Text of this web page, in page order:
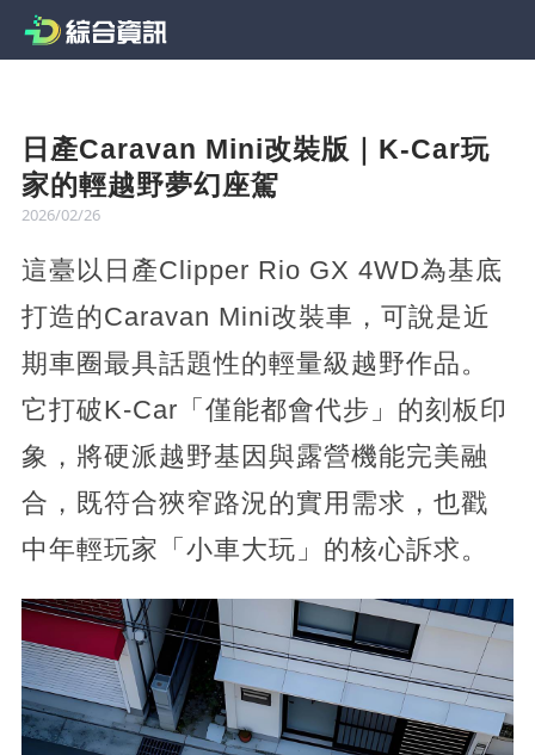
日產Caravan Mini改裝版｜K-Car玩
家的輕越野夢幻座駕
2026/02/26
這臺以日產Clipper Rio GX 4WD為基底
打造的Caravan Mini改裝車，可說是近
期車圈最具話題性的輕量級越野作品。
它打破K-Car「僅能都會代步」的刻板印
象，將硬派越野基因與露營機能完美融
合，既符合狹窄路況的實用需求，也戳
中年輕玩家「小車大玩」的核心訴求。